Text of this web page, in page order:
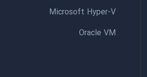
Microsoft Hyper-V
Oracle VM